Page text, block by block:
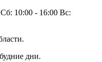
Сб: 10:00 - 16:00 Вс:
дни.